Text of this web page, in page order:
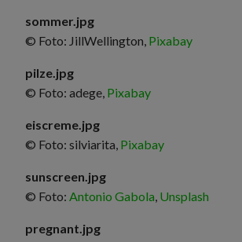
sommer.jpg
© Foto: JillWellington, Pixabay
pilze.jpg
© Foto: adege, Pixabay
eiscreme.jpg
© Foto: silviarita, Pixabay
sunscreen.jpg
© Foto: Antonio Gabola, Unsplash
pregnant.jpg